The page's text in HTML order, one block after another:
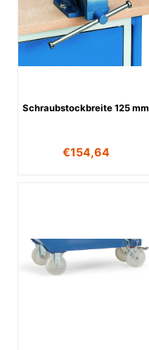
Schraubstockbreite 125 mm
€154,64